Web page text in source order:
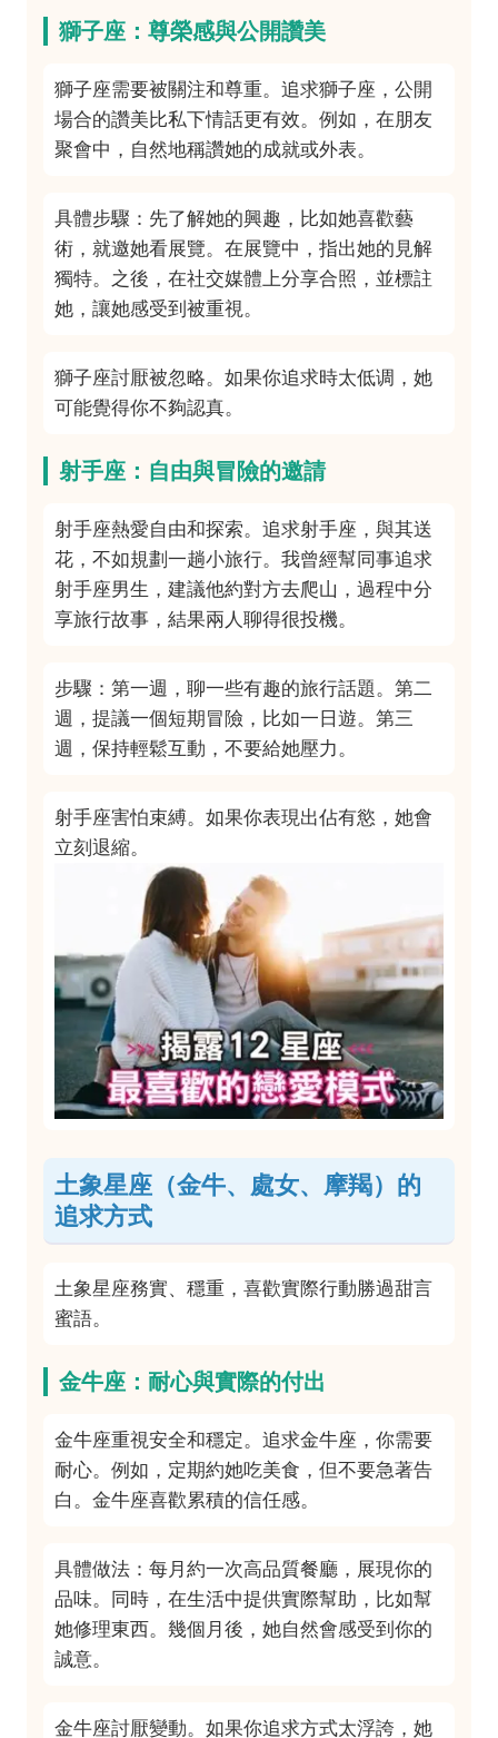
獅子座：尊榮感與公開讚美
獅子座需要被關注和尊重。追求獅子座，公開
場合的讚美比私下情話更有效。例如，在朋友
聚會中，自然地稱讚她的成就或外表。
具體步驟：先了解她的興趣，比如她喜歡藝
術，就邀她看展覽。在展覽中，指出她的見解
獨特。之後，在社交媒體上分享合照，並標註
她，讓她感受到被重視。
獅子座討厭被忽略。如果你追求時太低调，她
可能覺得你不夠認真。
射手座：自由與冒險的邀請
射手座熱愛自由和探索。追求射手座，與其送
花，不如規劃一趟小旅行。我曾經幫同事追求
射手座男生，建議他約對方去爬山，過程中分
享旅行故事，結果兩人聊得很投機。
步驟：第一週，聊一些有趣的旅行話題。第二
週，提議一個短期冒險，比如一日遊。第三
週，保持輕鬆互動，不要給她壓力。
射手座害怕束縛。如果你表現出佔有慾，她會
立刻退縮。
土象星座（金牛、處女、摩羯）的
追求方式
土象星座務實、穩重，喜歡實際行動勝過甜言
蜜語。
金牛座：耐心與實際的付出
金牛座重視安全和穩定。追求金牛座，你需要
耐心。例如，定期約她吃美食，但不要急著告
白。金牛座喜歡累積的信任感。
具體做法：每月約一次高品質餐廳，展現你的
品味。同時，在生活中提供實際幫助，比如幫
她修理東西。幾個月後，她自然會感受到你的
誠意。
金牛座討厭變動。如果你追求方式太浮誇，她